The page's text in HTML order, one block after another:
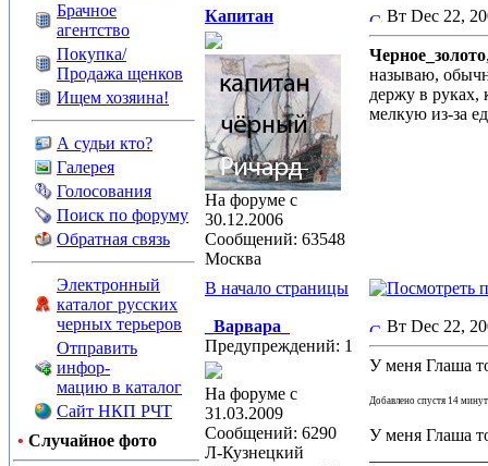
Брачное
агентство
Покупка/
Продажа щенков
Ищем хозяина!
А судьи кто?
Галерея
Голосования
Поиск по форуму
Обратная связь
Электронный
каталог русских
черных терьеров
Отправить
инфор-
мацию в каталог
Сайт НКП РЧТ
• Случайное фото
Капитан
На форуме с
30.12.2006
Сообщений: 63548
Москва
Вт Dec 22,
Черное_золото
называю,
держу в руках,
мелкую из-за
В начало страницы
_Варвара_
Предупреждений: 1
На форуме с
31.03.2009
Сообщений: 6290
Л-Кузнецкий
Вт Dec 22,
У меня Глаша
Добавлено спустя 14
У меня Глаша